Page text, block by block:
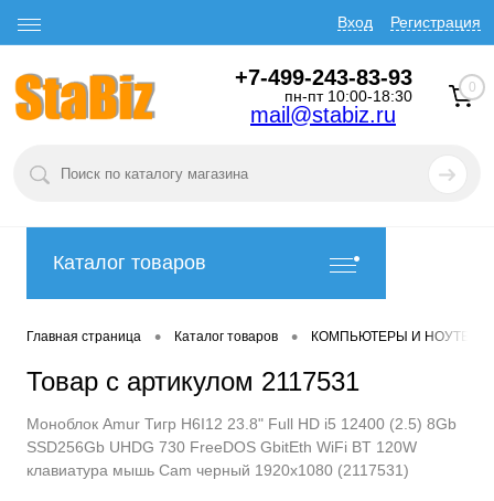
Вход Регистрация
+7-499-243-83-93
пн-пт 10:00-18:30
mail@stabiz.ru
0
Каталог товаров
Главная страница • Каталог товаров • КОМПЬЮТЕРЫ И
Товар с артикулом 2117531
Моноблок Amur Тигр H6I12 23.8" Full HD i5 12400 (2.5) 8Gb
SSD256Gb UHDG 730 FreeDOS GbitEth WiFi BT 120W
клавиатура мышь Cam черный 1920x1080 (2117531)